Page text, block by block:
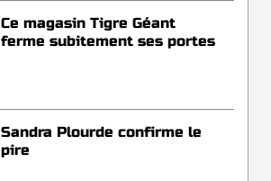
Ce magasin Tigre Géant
ferme subitement ses portes
Sandra Plourde confirme le
pire